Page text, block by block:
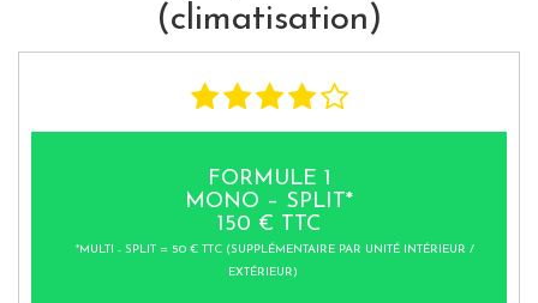
(climatisation)
FORMULE 1
MONO – SPLIT*
150 € TTC
*MULTI - SPLIT = 50 € TTC (SUPPLÉMENTAIRE PAR UNITÉ INTÉRIEUR /
EXTÉRIEUR)